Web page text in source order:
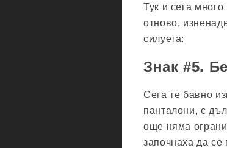
Тук и сега
отново,
силуета:
Знак #5.
Сега те бавно
панталони, с
още няма
започнаха да се